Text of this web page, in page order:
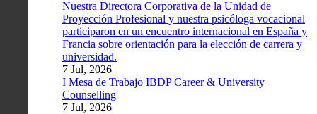
Nuestra Directora Corporativa de la Unidad de
Proyección Profesional y nuestra psicóloga vocacional
participaron en un encuentro internacional en España y
Francia sobre orientación para la elección de carrera y
universidad.
7 Jul, 2026
I Mesa de Trabajo IBDP Career & University
Counselling
7 Jul, 2026